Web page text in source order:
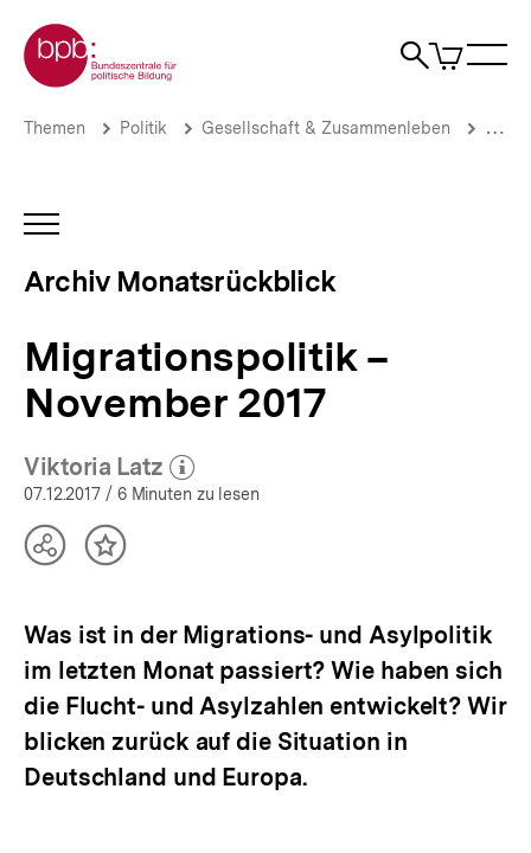
zum
Seiteninhalt
springen
Zur Startseite der bpb
Suche
Artikel
im
Migrationspolitik
Archiv:
Monatsrückblick
Migrationspolitik
Brotkrümelnavigation
Pfadnavigation
Themen Politik Gesellschaft & Zusammenleben
INHALTSNAVIGATION
Archiv Monatsrückblick
Migrationspolitik –
November 2017
Viktoria Latz
(Mehr zum Autor)
öffnen
07.12.2017 / 6 Minuten zu lesen
TeilenInhalt
Was ist in der Migrations- und Asylpolitik
im letzten Monat passiert? Wie haben sich
die Flucht- und Asylzahlen entwickelt? Wir
blicken zurück auf die Situation in
Deutschland und Europa.